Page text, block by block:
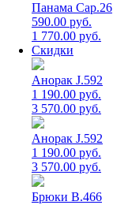
Панама Cap.26
590.00 руб.
1 770.00 руб.
Скидки
Анорак J.592
1 190.00 руб.
3 570.00 руб.
Анорак J.592
1 190.00 руб.
3 570.00 руб.
Брюки B.466